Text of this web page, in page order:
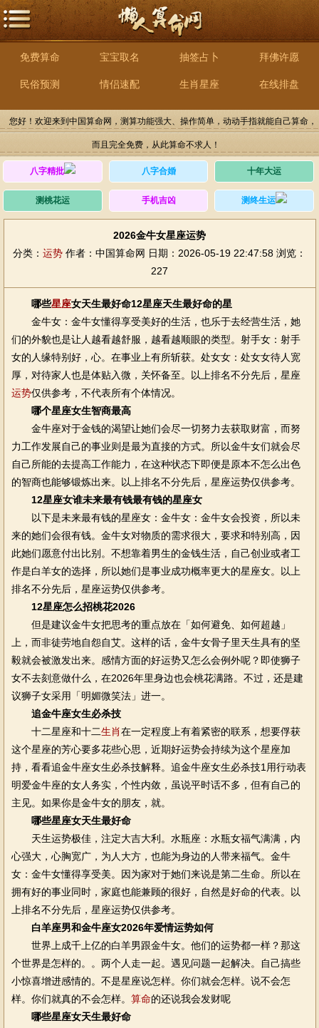
免费算命 宝宝取名 抽签占卜 拜佛许愿
民俗预测 情侣速配 生肖星座 在线排盘
您好！欢迎来到中国算命网，测算功能强大、操作简单，动动手指就能自己算命，
而且完全免费，从此算命不求人！
八字精批 八字合婚 十年大运
测桃花运 手机吉凶 测终生运
2026金牛女星座运势
分类： 运势 作者：中国算命网 日期：2026-05-19 22:47:58 浏览：
227
哪些星座女天生最好命12星座天生最好命的星
金牛女：金牛女懂得享受美好的生活，也乐于去经营生活，她
们的外貌也是让人越看越舒服，越看越顺眼的类型。射手女：射手
女的人缘特别好，心。在事业上有所斩获。处女女：处女女待人宽
厚，对待家人也是体贴入微，关怀备至。以上排名不分先后，星座
运势仅供参考，不代表所有个体情况。
哪个星座女生智商最高
金牛座对于金钱的渴望让她们会尽一切努力去获取财富，而努
力工作发展自己的事业则是最为直接的方式。所以金牛女们就会尽
自己所能的去提高工作能力，在这种状态下即便是原本不怎么出色
的智商也能够锻炼出来。以上排名不分先后，星座运势仅供参考。
12星座女谁未来最有钱最有钱的星座女
以下是未来最有钱的星座女：金牛女：金牛女会投资，所以未
来的她们会很有钱。金牛女对物质的需求很大，要求和特别高，因
此她们愿意付出比别。不想靠着男生的金钱生活，自己创业或者工
作是白羊女的选择，所以她们是事业成功概率更大的星座女。以上
排名不分先后，星座运势仅供参考。
12星座怎么招桃花2026
但是建议金牛女把思考的重点放在「如何避免、如何超越」
上，而非徒劳地自怨自艾。这样的话，金牛女骨子里天生具有的坚
毅就会被激发出来。感情方面的好运势又怎么会例外呢？即使狮子
女不去刻意做什么，在2026年里身边也会桃花满路。不过，还是建
议狮子女采用「明媚微笑法」进一。
追金牛座女生必杀技
十二星座和十二生肖在一定程度上有着紧密的联系，想要俘获
这个星座的芳心要多花些心思，近期好运势会持续为这个星座加
持，看看追金牛座女生必杀技解释。追金牛座女生必杀技1用行动表
明爱金牛座的女人务实，个性内敛，虽说平时话不多，但有自己的
主见。如果你是金牛女的朋友，就。
哪些星座女天生最好命
天生运势极佳，注定大吉大利。水瓶座：水瓶女福气满满，内
心强大，心胸宽广，为人大方，也能为身边的人带来福气。金牛
女：金牛女懂得享受美。因为家对于她们来说是第二生命。所以在
拥有好的事业同时，家庭也能兼顾的很好，自然是好命的代表。以
上排名不分先后，星座运势仅供参考。
白羊座男和金牛座女2026年爱情运势如何
世界上成千上亿的白羊男跟金牛女。他们的运势都一样？那这
个世界是怎样的。。两个人走一起。遇见问题一起解决。自己搞些
小惊喜增进感情的。不是星座说怎样。你们就会怎样。说不会怎
样。你们就真的不会怎样。 算命的还说我会发财呢
哪些星座女天生最好命